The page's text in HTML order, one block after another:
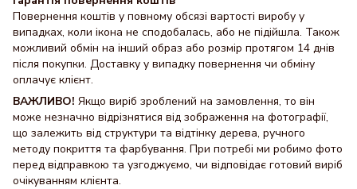
Повернення коштів у повному обсязі вартості виробу у
випадках, коли ікона не сподобалась, або не підійшла. Також
можливий обмін на інший образ або розмір протягом 14 днів
після покупки. Доставку y випадку повернення чи обміну
оплачує клієнт.
ВАЖЛИВО! Якщо виріб зроблений на замовлення, то він
може незначно відрізнятися від зображення на фотографії,
що залежить від структури та відтінку дерева, ручного
методу покриття та фарбування. При потребі ми робимо фото
перед відправкою та узгоджуємо, чи відповідає готовий виріб
очікуванням клієнта.